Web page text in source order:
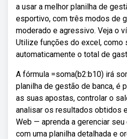
a usar a melhor planilha de
esportivo, com três modos de
moderado e agressivo. Veja o
Utilize funções do excel, como
automaticamente o total de
A fórmula =soma(b2:b10) irá
planilha de gestão de banca, é
as suas apostas, controlar o
analisar os resultados obtidos
Web — aprenda a gerenciar
com uma planilha detalhada e